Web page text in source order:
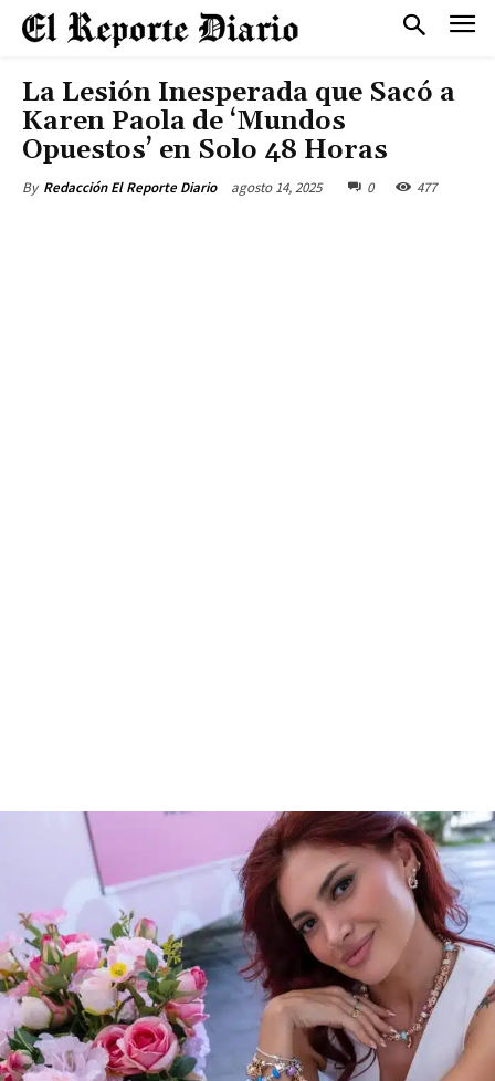
La Lesión Inesperada que Sacó a
Karen Paola de ‘Mundos
Opuestos’ en Solo 48 Horas
By Redacción El Reporte Diario agosto 14, 2025 0 477